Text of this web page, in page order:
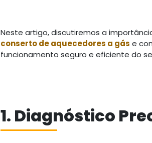
Neste artigo, discutiremos a
conserto de aquecedores a gás e
funcionamento seguro e eficiente do
1. Diagnóstico